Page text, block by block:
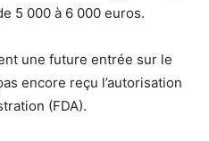
5 000 à 6 000 euros.
une future entrée sur le
encore reçu l’autorisation
(FDA).